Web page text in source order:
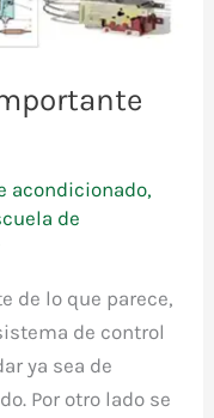
acondicionado,
de
de lo que parece,
de control
ya sea de
Por otro lado se